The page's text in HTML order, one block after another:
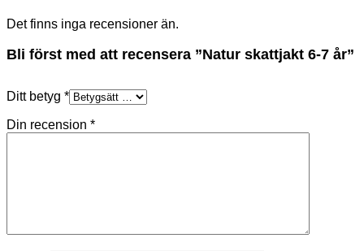
Det finns inga recensioner än.
Bli först med att recensera ”Natur skattjakt 6-7 år”
Ditt betyg *
Din recension *